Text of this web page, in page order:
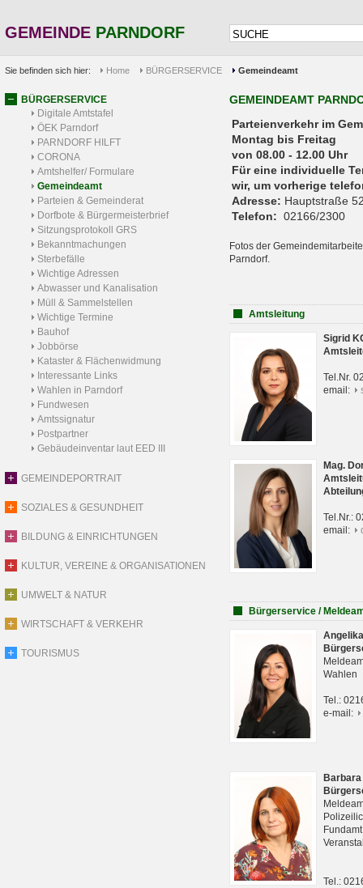
GEMEINDE PARNDORF
Sie befinden sich hier: Home BÜRGERSERVICE Gemeindeamt
BÜRGERSERVICE
Digitale Amtstafel
ÖEK Parndorf
PARNDORF HILFT
CORONA
Amtshelfer/ Formulare
Gemeindeamt
Parteien & Gemeinderat
Dorfbote & Bürgermeisterbrief
Sitzungsprotokoll GRS
Bekanntmachungen
Sterbefälle
Wichtige Adressen
Abwasser und Kanalisation
Müll & Sammelstellen
Wichtige Termine
Bauhof
Jobbörse
Kataster & Flächenwidmung
Interessante Links
Wahlen in Parndorf
Fundwesen
Amtssignatur
Postpartner
Gebäudeinventar laut EED III
GEMEINDEPORTRAIT
SOZIALES & GESUNDHEIT
BILDUNG & EINRICHTUNGEN
KULTUR, VEREINE & ORGANISATIONEN
UMWELT & NATUR
WIRTSCHAFT & VERKEHR
TOURISMUS
GEMEINDEAMT
Parteienverkehr
Montag bis Freitag
von 08.00 - 12.00 Uhr
Für eine individuelle
wir, um vorherige
Adresse: Hauptstraße
Telefon: 02166/2300
Fotos der
Parndorf.
Amtsleitung
Sigrid
Tel.Nr.
email:
Mag.
Tel.Nr.:
email:
Bürgerservice /
Wahlen
Tel.:
e-mail:
Tel.: